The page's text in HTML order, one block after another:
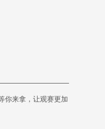
06-07 04:00
你来拿，让观赛更加